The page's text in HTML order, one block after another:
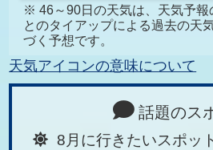
※ 46～90日の天気は、天気予報
とのタイアップによる過去の天
づく予想です。
天気アイコンの意味について
話題のス
8月に行きたいスポッ